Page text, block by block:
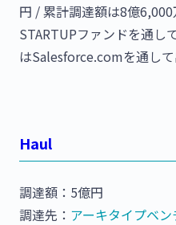
円 / 累計調達額は8億
STARTUPファンドを通し
はSalesforce.comを通し
Haul
調達額：5億円
調達先： アーキタイプベン